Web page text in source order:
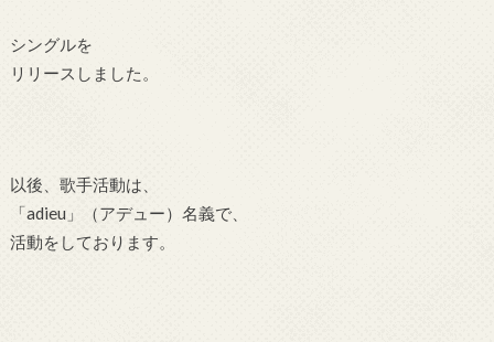
シングルを
リリースしました。
以後、歌手活動は、
「adieu」（アデュー）名義で、
活動をしております。